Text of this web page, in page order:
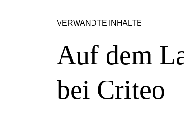
VERWANDTE INHALTE
Auf dem
bei Criteo